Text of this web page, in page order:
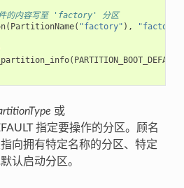
内容写至 'factory' 分区
( PartitionName( "factory" ),
( PARTITION_BOOT_DEFAULT
或
指定要操作的分区。顾名
向拥有特定名称的分区、特定
认启动分区。